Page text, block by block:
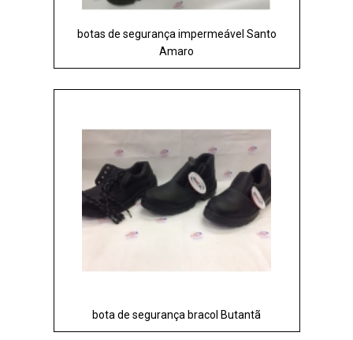
botas de segurança impermeável Santo
Amaro
bota de segurança bracol Butantã